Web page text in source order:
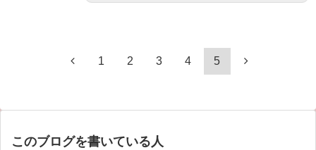
1 2 3 4 5
このブログを書いている人